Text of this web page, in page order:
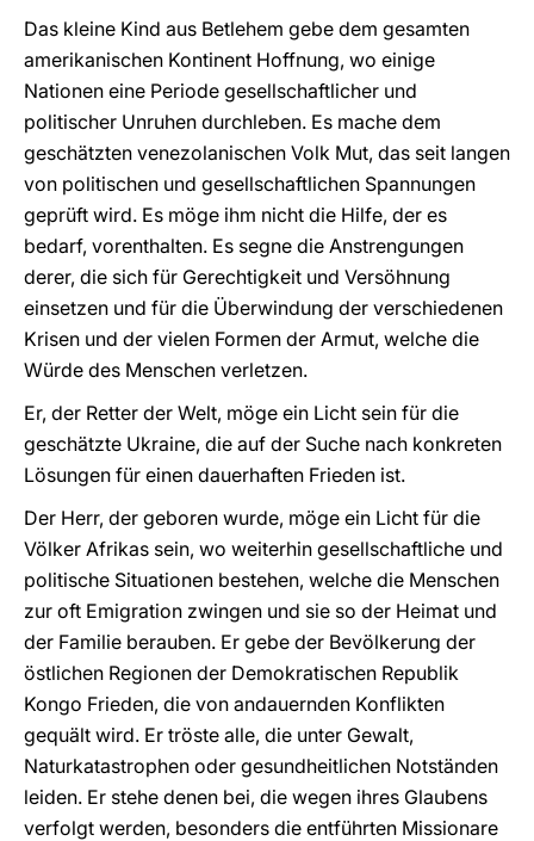
Das kleine Kind aus Betlehem gebe dem gesamten
amerikanischen Kontinent Hoffnung, wo einige
Nationen eine Periode gesellschaftlicher und
politischer Unruhen durchleben. Es mache dem
geschätzten venezolanischen Volk Mut, das seit langen
von politischen und gesellschaftlichen Spannungen
geprüft wird. Es möge ihm nicht die Hilfe, der es
bedarf, vorenthalten. Es segne die Anstrengungen
derer, die sich für Gerechtigkeit und Versöhnung
einsetzen und für die Überwindung der verschiedenen
Krisen und der vielen Formen der Armut, welche die
Würde des Menschen verletzen.
Er, der Retter der Welt, möge ein Licht sein für die
geschätzte Ukraine, die auf der Suche nach konkreten
Lösungen für einen dauerhaften Frieden ist.
Der Herr, der geboren wurde, möge ein Licht für die
Völker Afrikas sein, wo weiterhin gesellschaftliche und
politische Situationen bestehen, welche die Menschen
zur oft Emigration zwingen und sie so der Heimat und
der Familie berauben. Er gebe der Bevölkerung der
östlichen Regionen der Demokratischen Republik
Kongo Frieden, die von andauernden Konflikten
gequält wird. Er tröste alle, die unter Gewalt,
Naturkatastrophen oder gesundheitlichen Notständen
leiden. Er stehe denen bei, die wegen ihres Glaubens
verfolgt werden, besonders die entführten Missionare